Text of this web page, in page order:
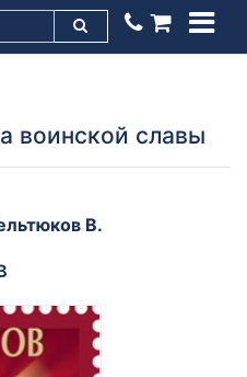
воинской славы
В.